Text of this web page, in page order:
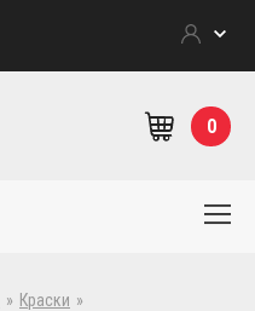
0
» Краски »